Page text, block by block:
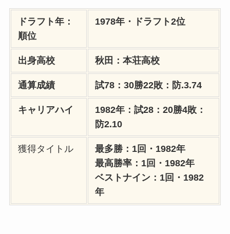
ドラフト年：
順位
1978年・ドラフト2位
出身高校 秋田：本荘高校
通算成績 試78：30勝22敗：防.3.74
キャリアハイ
1982年：試28：20勝4敗：
防2.10
獲得タイトル
最多勝：1回・1982年
最高勝率：1回・1982年
ベストナイン：1回・1982
年